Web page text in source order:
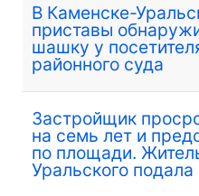
В Каменске-
приставы
шашку у
районного суда
Застройщик
на семь лет и
по площади.
Уральского подала